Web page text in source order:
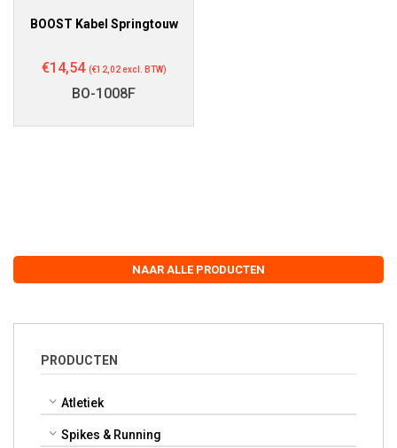
NAAR ALLE PRODUCTEN
PRODUCTEN
Atletiek
Spikes & Running
BOOST Kabel Springtouw
€14,54 (€12,02excl. BTW)
BO-1008F